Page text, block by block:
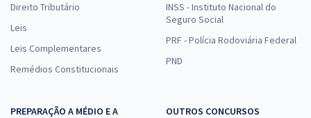
Direito Tributário
Leis
Leis Complementares
Remédios Constitucionais
INSS - Instituto Nacional do
Seguro Social
PRF - Polícia Rodoviária Federal
PND
PREPARAÇÃO A MÉDIO E A
OUTROS CONCURSOS